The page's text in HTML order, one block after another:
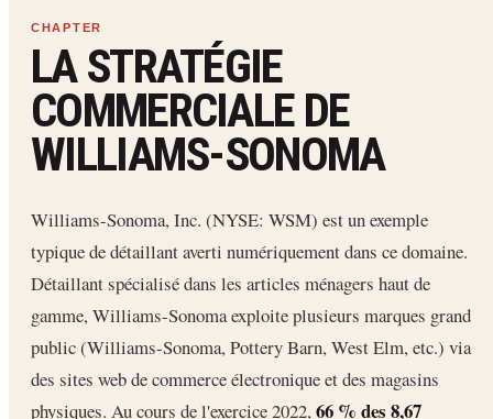
LA STRATÉGIE
COMMERCIALE DE
WILLIAMS-SONOMA
Williams-Sonoma, Inc. (NYSE: WSM) est un exemple
typique de détaillant averti numériquement dans ce domaine.
Détaillant spécialisé dans les articles ménagers haut de
gamme, Williams-Sonoma exploite plusieurs marques grand
public (Williams-Sonoma, Pottery Barn, West Elm, etc.) via
des sites web de commerce électronique et des magasins
physiques. Au cours de l'exercice 2022,66 % des 8,67